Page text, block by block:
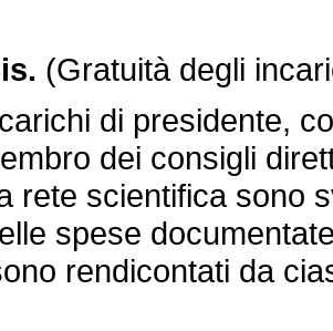
(Gratuità degli
di presidente,
dei consigli
rete scientifica sono
spese
rendicontati da